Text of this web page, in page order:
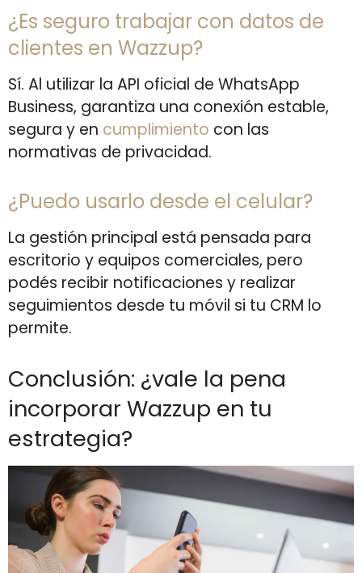
¿Es seguro trabajar con datos de
clientes en Wazzup?
Sí. Al utilizar la API oficial de WhatsApp
Business, garantiza una conexión estable,
segura y en cumplimiento con las
normativas de privacidad.
¿Puedo usarlo desde el celular?
La gestión principal está pensada para
escritorio y equipos comerciales, pero
podés recibir notificaciones y realizar
seguimientos desde tu móvil si tu CRM lo
permite.
Conclusión: ¿vale la pena
incorporar Wazzup en tu
estrategia?